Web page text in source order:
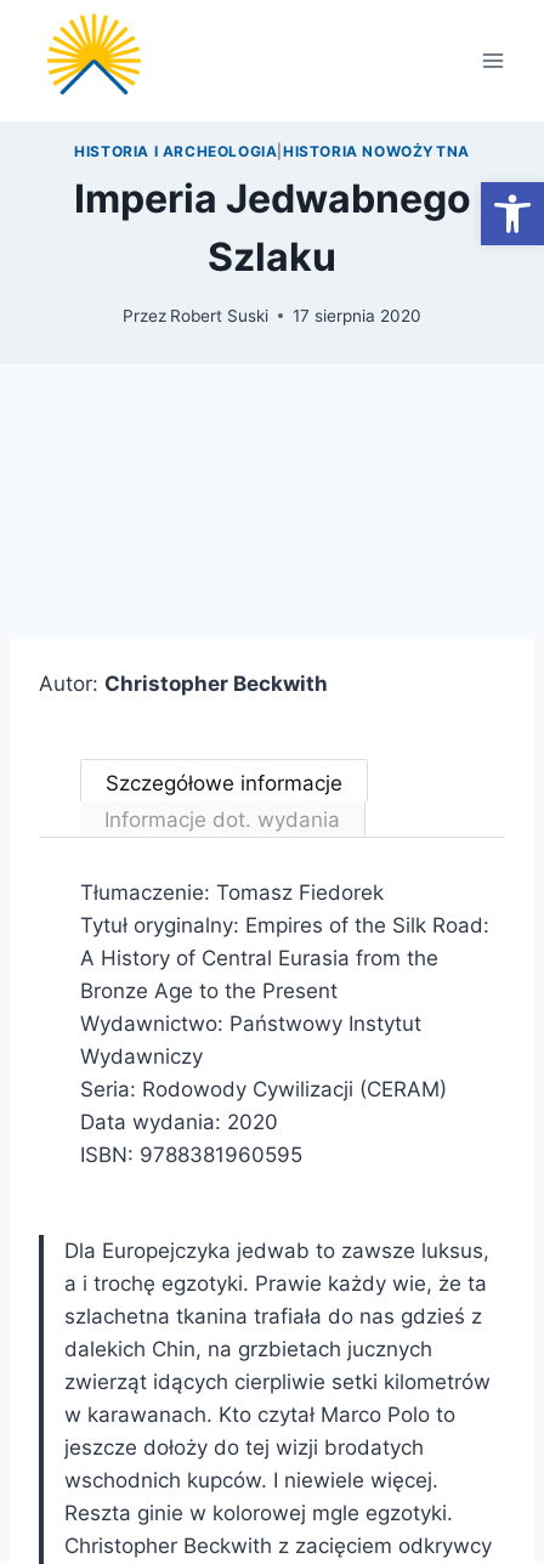
Przejdź
treści
HISTORIA I ARCHEOLOGIA HISTORIA NOWOŻYTNA
Imperia Jedwabnego
Szlaku
Przez Robert Suski 17 sierpnia 2020
Autor: Christopher Beckwith
Szczegółowe informacje
Informacje dot. wydania
Tłumaczenie: Tomasz Fiedorek
Tytuł oryginalny: Empires of the Silk Road:
A History of Central Eurasia from the
Bronze Age to the Present
Wydawnictwo: Państwowy Instytut
Wydawniczy
Seria: Rodowody Cywilizacji (CERAM)
Data wydania: 2020
ISBN: 9788381960595
Dla Europejczyka jedwab to zawsze luksus,
a i trochę egzotyki. Prawie każdy wie, że ta
szlachetna tkanina trafiała do nas gdzieś z
dalekich Chin, na grzbietach jucznych
zwierząt idących cierpliwie setki kilometrów
w karawanach. Kto czytał Marco Polo to
jeszcze dołoży do tej wizji brodatych
wschodnich kupców. I niewiele więcej.
Reszta ginie w kolorowej mgle egzotyki.
Christopher Beckwith z zacięciem odkrywcy